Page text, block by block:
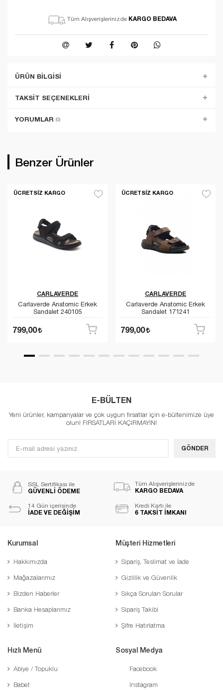
Tüm Alışverişlerinizde KARGO BEDAVA
ÜRÜN BILGISI
TAKSIT SEÇENEKLERI
YORUMLAR (0)
Benzer Ürünler
ÜCRETSIZ KARGO
CARLAVERDE
Carlaverde Anatomic Erkek
Sandalet 240105
799,00
ÜCRETSIZ KARGO
CARLAVERDE
Carlaverde Anatomic Erkek
Sandalet 171241
799,00
E-BÜLTEN
Yeni ürünler, kampanyalar ve çok uygun fırsatlar için e-bültenimize üye
olun! FIRSATLARI KAÇIRMAYIN!
GÖNDER
SSL Sertifikası ile
GÜVENLİ ÖDEME
Tüm Alışverişlerinizde
KARGO BEDAVA
14 Gün içerisinde
İADE VE DEĞİŞİM
Kredi Kartı ile
6 TAKSİT İMKANI
Kurumsal
Hakkımızda
Mağazalarımız
Bizden Haberler
Banka Hesaplarımız
İletişim
Müşteri Hizmetleri
Sipariş, Teslimat ve İade
Gizlilik ve Güvenlik
Sıkça Sorulan Sorular
Sipariş Takibi
Şifre Hatırlatma
Hızlı Menü
Abiye / Topuklu
Babet
Sosyal Medya
Facebook
Instagram